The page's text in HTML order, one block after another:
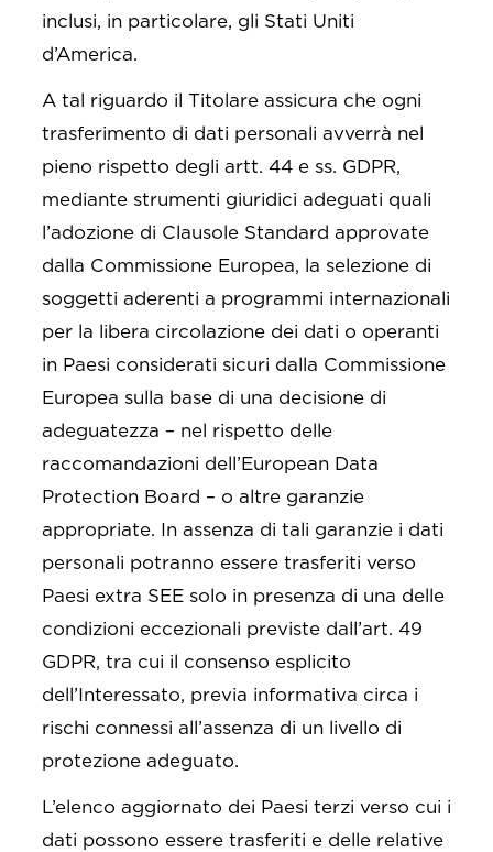
inclusi, in particolare, gli Stati Uniti
d’America.
A tal riguardo il Titolare assicura che ogni
trasferimento di dati personali avverrà nel
pieno rispetto degli artt. 44 e ss. GDPR,
mediante strumenti giuridici adeguati quali
l’adozione di Clausole Standard approvate
dalla Commissione Europea, la selezione di
soggetti aderenti a programmi internazionali
per la libera circolazione dei dati o operanti
in Paesi considerati sicuri dalla Commissione
Europea sulla base di una decisione di
adeguatezza – nel rispetto delle
raccomandazioni dell’European Data
Protection Board – o altre garanzie
appropriate. In assenza di tali garanzie i dati
personali potranno essere trasferiti verso
Paesi extra SEE solo in presenza di una delle
condizioni eccezionali previste dall’art. 49
GDPR, tra cui il consenso esplicito
dell’Interessato, previa informativa circa i
rischi connessi all’assenza di un livello di
protezione adeguato.
L’elenco aggiornato dei Paesi terzi verso cui i
dati possono essere trasferiti e delle relative